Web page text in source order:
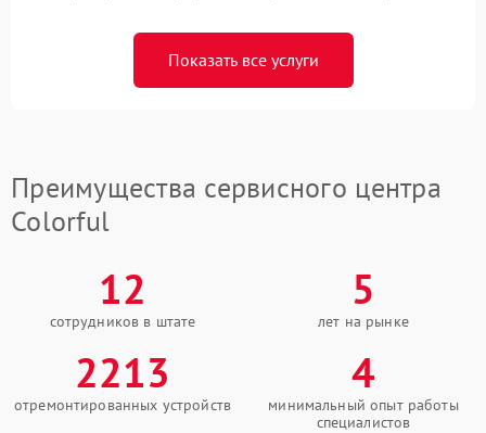
Показать все услуги
Преимущества сервисного центра
Colorful
12
сотрудников в штате
5
лет на рынке
2213
отремонтированных устройств
4
минимальный опыт работы
специалистов